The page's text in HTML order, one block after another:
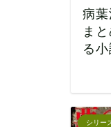
病
ま
る
シリー